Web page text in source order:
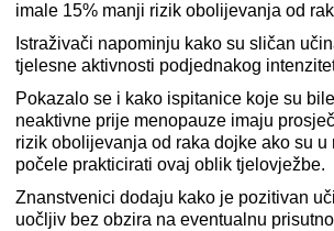
imale 15% manji rizik obolijevanja od
Istraživači napominju kako su sličan
tjelesne aktivnosti podjednakog
Pokazalo se i kako ispitanice koje su
neaktivne prije menopauze imaju
rizik obolijevanja od raka dojke ako su u
počele prakticirati ovaj oblik tjelovježbe.
Znanstvenici dodaju kako je pozitivan
uočljiv bez obzira na eventualnu